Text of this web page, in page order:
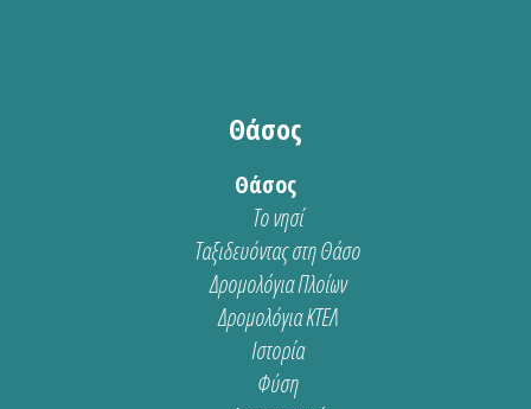
Θάσος
Θάσος
Το νησί
Ταξιδευόντας στη Θάσο
Δρομολόγια Πλοίων
Δρομολόγια ΚΤΕΛ
Ιστορία
Φύση